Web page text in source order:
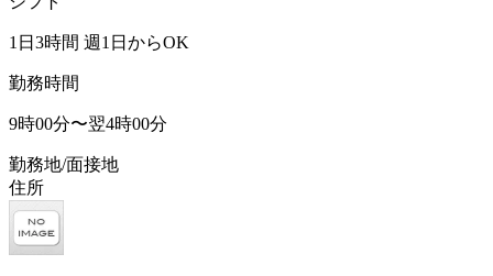
1日3時間 週1日からOK
勤務時間
9時00分〜翌4時00分
勤務地/面接地
住所